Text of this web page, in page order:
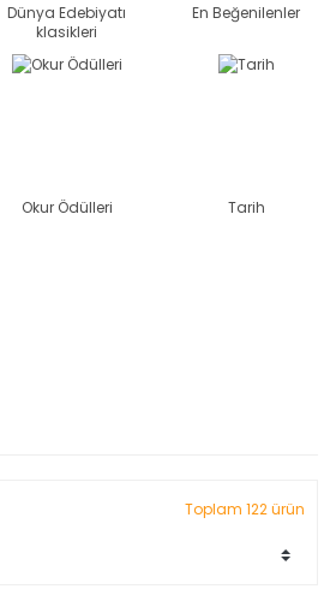
Dünya Edebiyatı
klasikleri
En Beğenilenler
Okur Ödülleri Tarih
Toplam 122 ürün